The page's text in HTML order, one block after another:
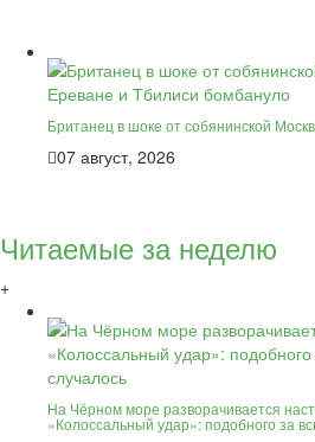
Британец в шоке от собянинской
07 август, 2026
Читаемые за неделю
+
На Чёрном море разворачивается
«Колоссальный удар»: подобного за